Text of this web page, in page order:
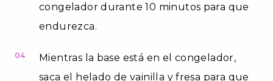
congelador durante 10 minutos para que
endurezca.
04
Mientras la base está en el congelador,
saca el helado de vainilla y fresa para que